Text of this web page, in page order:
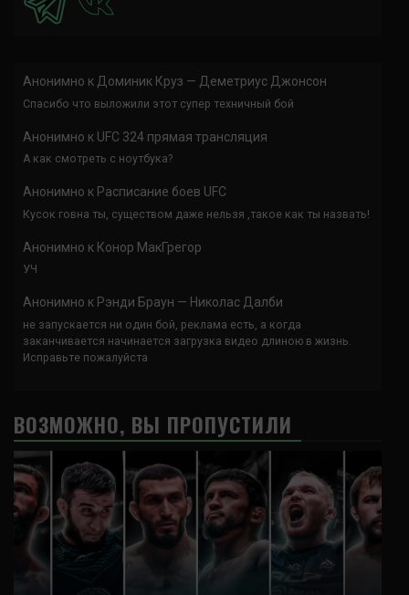
Анонимно к Доминик Круз — Деметриус Джонсон
Спасибо что выложили этот супер техничный бой
Анонимно к UFC 324 прямая трансляция
А как смотреть с ноутбука?
Анонимно к Расписание боев UFC
Кусок говна ты, существом даже нельзя ,такое как ты назвать!
Анонимно к Конор МакГрегор
УЧ
Анонимно к Рэнди Браун — Николас Далби
не запускается ни один бой, реклама есть, а когда
заканчивается начинается загрузка видео длиною в жизнь.
Исправьте пожалуйста
ВОЗМОЖНО, ВЫ ПРОПУСТИЛИ